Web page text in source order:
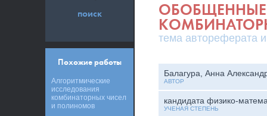
тема автореферата
Балагура, Анна
АВТОР
кандидата физико-
УЧЕНАЯ СТЕПЕНЬ
поиск
Похожие работы
Алгоритмические
исследования
комбинаторных чисел
и полиномов